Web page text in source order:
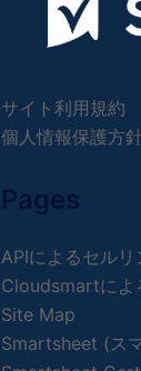
サイト利用規約
個人情報保護方針
Pages
APIによるセル
Cloudsmartによ
Site Map
Smartsheet (ス